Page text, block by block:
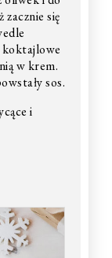
się
w krem.
sos.
i